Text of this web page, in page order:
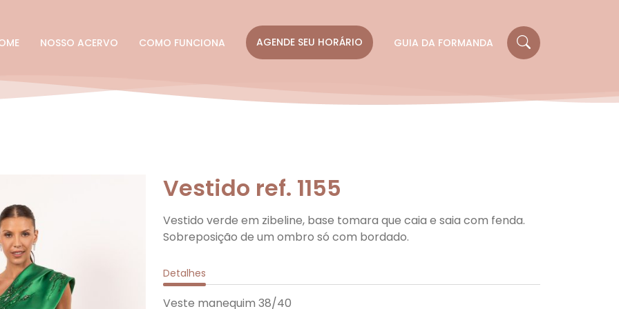
NOSSO ACERVO COMO FUNCIONA AGENDE SEU HORÁRIO GUIA DA FORMANDA
Vestido ref. 1155
Vestido verde em zibeline, base tomara que caia e saia com fenda.
Sobreposição de um ombro só com bordado.
Detalhes
Veste manequim 38/40